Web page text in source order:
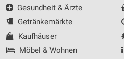
Gesundheit & Ärzte
Getränkemärkte
Kaufhäuser
Möbel & Wohnen